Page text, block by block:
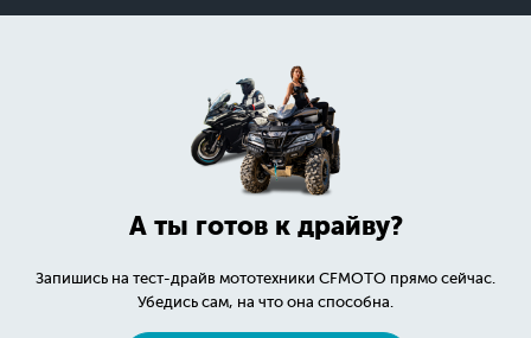
А ты готов к драйву?
Запишись на тест-драйв мототехники CFMOTO прямо сейчас.
Убедись сам, на что она способна.